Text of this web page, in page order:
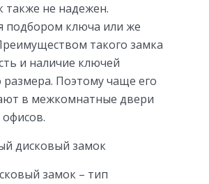
также не надежен.
подбором ключа или же
такого замка
и наличие ключей
Поэтому чаще его
в межкомнатные двери
дисковый замок
замок – тип